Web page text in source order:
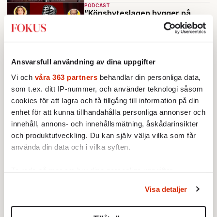
Ansvarsfull användning av dina uppgifter
Vi och våra 363 partners behandlar din personliga data,
som t.ex. ditt IP-nummer, och använder teknologi såsom
cookies för att lagra och få tillgång till information på din
enhet för att kunna tillhandahålla personliga annonser och
innehåll, annons- och innehållsmätning, åskådarinsikter
och produktutveckling. Du kan själv välja vilka som får
använda din data och i vilka syften.
Ta reda på mer om hur dina personliga uppgifter
Du kan ändra eller dra tillbaka ditt samtycke när som
helst från cookie-förklaringen.
Visa detaljer
PODCAST
”Könsbyteslagen bygger på
ideologi, inte vetenskap”
Mest lästa